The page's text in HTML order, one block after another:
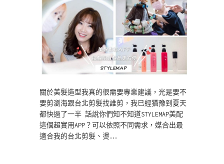
關於美髮造型我真的很需要專業建議，光是要不
要剪瀏海跟台北剪髮找誰剪，我已經猶豫到夏天
都快過了一半 話說你們知不知道STYLEMAP美配
這個超實用APP？可以依照不同需求，媒合出最
適合我的台北剪髮、燙……